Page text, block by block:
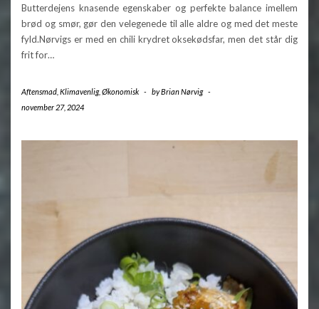
Butterdejens knasende egenskaber og perfekte balance imellem
brød og smør, gør den velegenede til alle aldre og med det meste
fyld.Nørvigs er med en chili krydret oksekødsfar, men det står dig
frit for…
Aftensmad Klimavenlig, Økonomisk - byBrian Nørvig -
november 27, 2024